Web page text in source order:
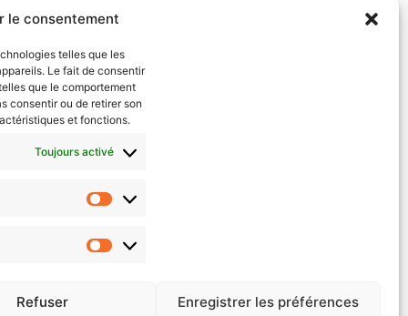
le consentement
telles que les
Le fait de consentir
que le comportement
consentir ou de retirer son
et fonctions.
Toujours activé
Statistiques
Marketing
Refuser Enregistrer les préférences
votre
adresse
e-
mail
Evénements
AI now
Festival Constellations Metz